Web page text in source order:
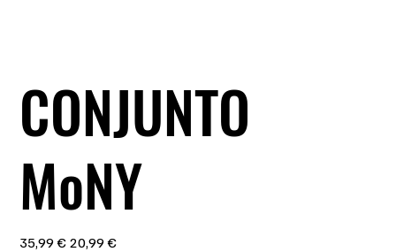
CONJUNTO
MoNY
original
35,99 € de
20,99 €